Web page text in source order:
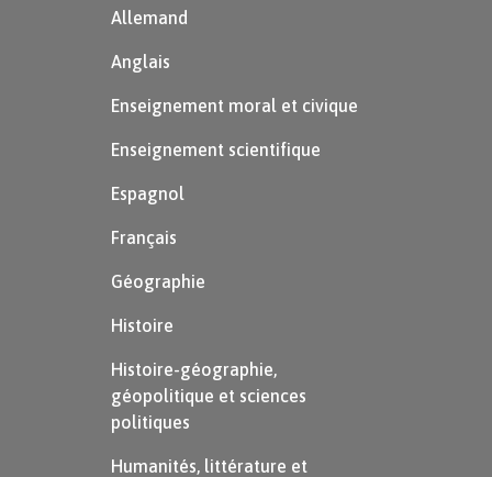
Allemand
Anglais
Enseignement moral et civique
Enseignement scientifique
Espagnol
Français
Géographie
Histoire
Histoire-géographie,
géopolitique et sciences
politiques
Humanités, littérature et